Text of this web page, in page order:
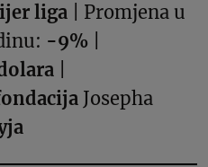
liga | Promjena u
-9%
Josepha